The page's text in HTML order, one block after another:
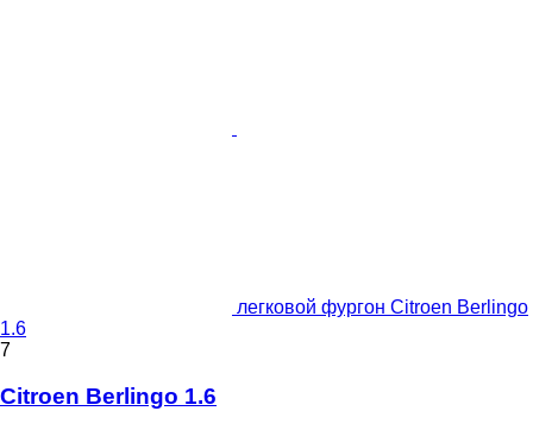
легковой фургон Citroen Berlingo
1.6
7
Citroen Berlingo 1.6